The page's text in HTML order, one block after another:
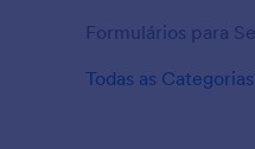
Todas as Categorias